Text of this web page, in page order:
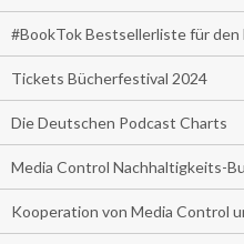
#BookTok Bestsellerliste für
Tickets Bücherfestival 2024
Die Deutschen Podcast Charts
Media Control Nachhaltigkeits-
Kooperation von Media Control